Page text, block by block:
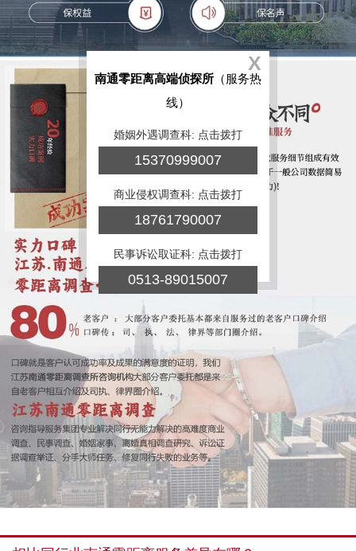
X
南通零距离高端侦探所 （服务热
线）
婚姻外遇调查科: 点击拨打
15370999007
商业侵权调查科: 点击拨打
18761790007
民事诉讼取证科: 点击拨打
0513-89015007